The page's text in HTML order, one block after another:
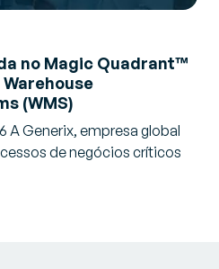
no Magic Quadrant™
(WMS)
A Generix, empresa global
de negócios críticos